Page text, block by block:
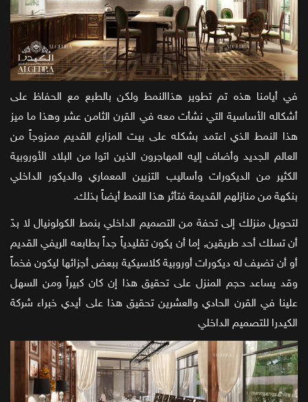
في أيامنا هذه تم تطوير هذاالنمط ولكن بالطبع مع الحفاظ على
أشكاله الأساسية التي نشأت معه في القرن الثامن عشر وهذا ما ميز
هذا النمط الذي اعتمد بشكله على بيت المزارع القديم ممزوجاً من
العالم الجديد وأضاف إليه المهاجرون الذين اتوا من البلاد الأوروبية
الكثير من الديكورات وأساليب التزيين المعماري والديكور الداخلي
بنكهة من منازلهم القديمة فتأثر هذا النمط أيضاً بذلك.
لتحويل منزلك إلى تحفة من التصميم الداخلي بنمط الكولونيال لا بدّ
أن تسلك أحد طريقين, إما أن يكون تقليدياً جداً بطابعه الريفي القديم
أو أن تضيف له ديكورات أوروبية كلاسيكية ببعض أجزائها ليكون فخماً
وقد يساعد حجم المنزل على تحقيق هذا إن كان كبيراً ومن السهل
علينا في القرن الحادي والعشرين تحقيق هذا على أيدي خبراء شركة
الكيدرا للتصميم الداخلي